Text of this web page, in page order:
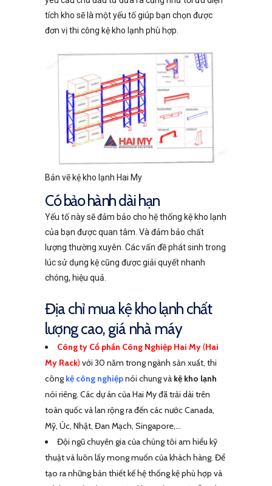
tích kho sẽ là một yếu tố giúp bạn chọn được
đơn vị thi công kệ kho lạnh phù hợp.
Bản vẽ kệ kho lạnh Hai My
Có bảo hành dài hạn
Yếu tố này sẽ đảm bảo cho hệ thống kệ kho lạnh
của bạn được quan tâm. Và đảm bảo chất
lượng thường xuyên. Các vấn đề phát sinh trong
lúc sử dụng kệ cũng được giải quyết nhanh
chóng, hiệu quả.
Địa chỉ mua kệ kho lạnh chất
lượng cao, giá nhà máy
Công ty Cổ phần Công Nghiệp Hai My(Hai
My Rack) với 30 năm trong ngành sản xuất, thi
công kệ công nghiệpnói chung và kệ kho lạnh
nói riêng. Các dự án củaHai Myđã trải dài trên
toàn quốc và lan rộng ra đến các nước Canada,
Mỹ, Úc, Nhật, Đan Mạch, Singapore,…
Đội ngũ chuyên gia của chúng tôi am hiểu kỹ
thuật và luôn lấy mong muốn của khách hàng. Để
tạo ra những bản thiết kế hệ thống kệ phù hợp và